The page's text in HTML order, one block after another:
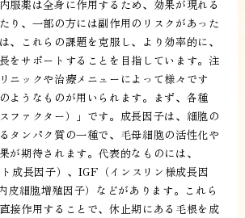
服薬は全身に作用するため、効果が現れる
り、一部の方には副作用のリスクがあった
、これらの課題を克服し、より効率的に、
をサポートすることを目指しています。注
ニックや治療メニューによって様々です
ようなものが用いられます。まず、各種
ファクター）」です。成長因子は、細胞の
タンパク質の一種で、毛母細胞の活性化や
が期待されます。代表的なものには、
成長因子）、IGF（インスリン様成長因
皮細胞増殖因子）などがあります。これら
接作用することで、休止期にある毛根を成